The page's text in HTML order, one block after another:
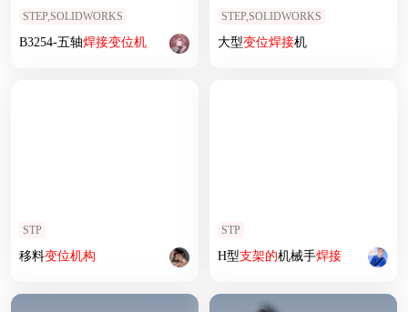
STEP,SOLIDWORKS
B3254-五轴焊接变位机
STEP,SOLIDWORKS
大型变位焊接机
STP
移料变位机构
STP
H型支架的机械手焊接